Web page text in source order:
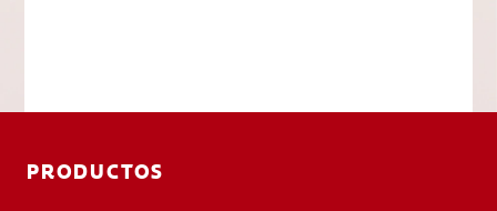
PRODUCTOS